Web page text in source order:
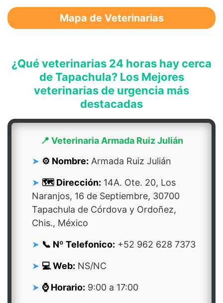
Mapa de Veterinarias
¿Qué veterinarias 24 horas hay cerca
de Tapachula? Los Mejores
veterinarias de urgencia más
destacadas
📍 Veterinaria Armada Ruiz Julián
⚙️ Nombre: Armada Ruiz Julián
🗺️ Dirección: 14A. Ote. 20, Los
Naranjos, 16 de Septiembre, 30700
Tapachula de Córdova y Ordoñez,
Chis., México
📞 Nº Telefonico: +52 962 628 7373
💻 Web: NS/NC
⌚ Horario: 9:00 a 17:00